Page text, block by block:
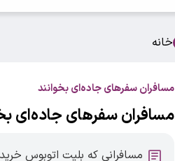
خانه
مسافران سفرهای جاده‌ای بخوانند
مسافران سفرهای جاده‌ای
مسافرانی که بلیت اتوبوس